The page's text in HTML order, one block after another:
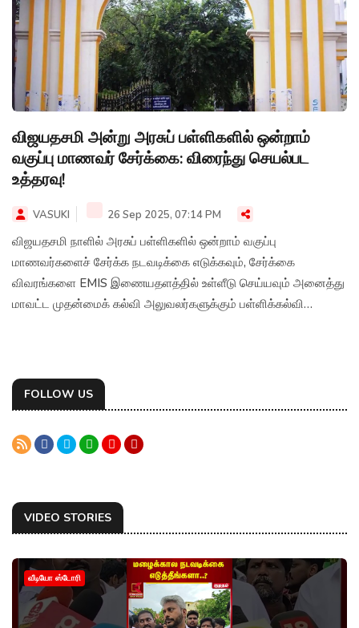
விஜயதசமி அன்று அரசுப் பள்ளிகளில் ஒன்றாம்
வகுப்பு மாணவர் சேர்க்கை: விரைந்து செயல்பட
உத்தரவு!
VASUKI 26 Sep 2025, 07:14 PM
விஜயதசமி நாளில் அரசுப் பள்ளிகளில் ஒன்றாம் வகுப்பு
மாணவர்களைச் சேர்க்க நடவடிக்கை எடுக்கவும், சேர்க்கை
விவரங்களை EMIS இணையதளத்தில் உள்ளீடு செய்யவும் அனைத்து
மாவட்ட முதன்மைக் கல்வி அலுவலர்களுக்கும் பள்ளிக்கல்வி
FOLLOW US
VIDEO STORIES
வீடியோ ஸ்டோரி